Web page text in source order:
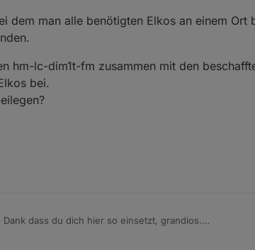
dem man alle benötigten Elkos an einem Ort
hm-lc-dim1t-fm zusammen mit den
bei.
dass du dich hier so einsetzt, grandios.
nach kurzer Nutzung weit unter Lastgrenze wegen
die Elkos zu entlöten nach Anleitung von